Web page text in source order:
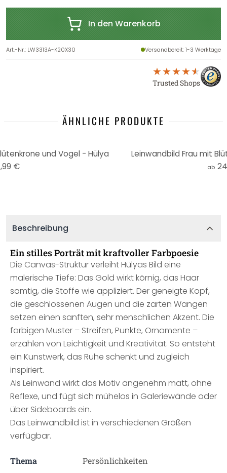
In den Warenkorb
Art.-Nr.: LW3313A-K20X30 Versandbereit: 1-3 Werktage
Trusted Shops
ÄHNLICHE PRODUKTE
und Vogel - Hülya
€
Leinwandbild Frau mit
ab
Beschreibung
Ein stilles Porträt mit kraftvoller Farbpoesie
Die Canvas-Struktur verleiht Hülyas Bild eine
malerische Tiefe: Das Gold wirkt körnig, das Haar
samtig, die Stoffe wie appliziert. Der geneigte Kopf,
die geschlossenen Augen und die zarten Wangen
setzen einen sanften, sehr menschlichen Akzent. Die
farbigen Muster – Streifen, Punkte, Ornamente –
erzählen von Leichtigkeit und Kreativität. So entsteht
ein Kunstwerk, das Ruhe schenkt und zugleich
inspiriert.
Als Leinwand wirkt das Motiv angenehm matt, ohne
Reflexe, und fügt sich mühelos in Galeriewände oder
über Sideboards ein.
Das Leinwandbild ist in verschiedenen Größen
verfügbar.
Thema Persönlichkeiten